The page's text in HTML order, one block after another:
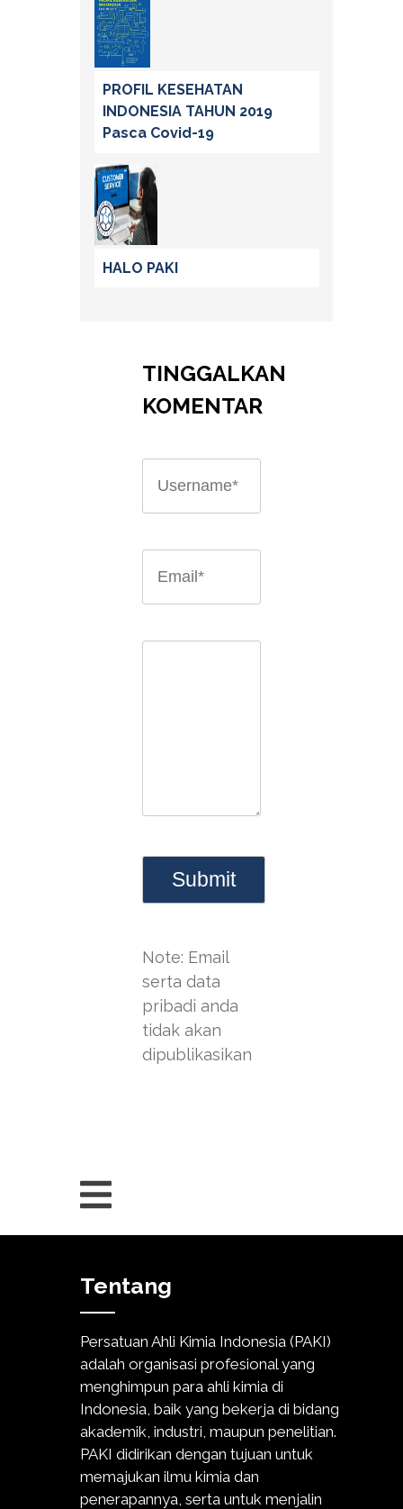
PROFIL KESEHATAN
INDONESIA TAHUN 2019
Pasca Covid-19
HALO PAKI
TINGGALKAN
KOMENTAR
Note: Email
serta data
pribadi anda
tidak akan
dipublikasikan
Tentang
Persatuan Ahli Kimia Indonesia (PAKI)
adalah organisasi profesional yang
menghimpun para ahli kimia di
Indonesia, baik yang bekerja di bidang
akademik, industri, maupun penelitian.
PAKI didirikan dengan tujuan untuk
memajukan ilmu kimia dan
penerapannya, serta untuk menjalin